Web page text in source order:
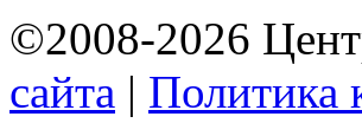
©2008-2026
сайта | Политика